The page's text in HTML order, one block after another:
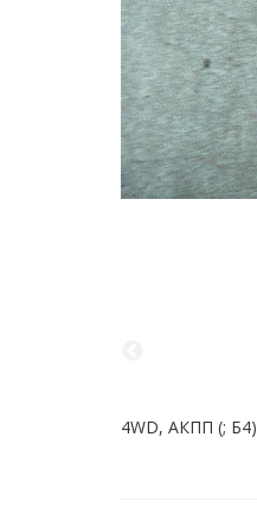
4WD, АКПП (; Б4)